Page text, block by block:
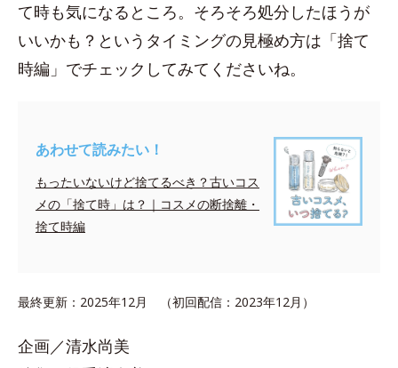
て時も気になるところ。そろそろ処分したほうが
いいかも？というタイミングの見極め方は「捨て
時編」でチェックしてみてくださいね。
あわせて読みたい！
もったいないけど捨てるべき？古いコス
メの「捨て時」は？｜コスメの断捨離・
捨て時編
最終更新：2025年12月 （初回配信：2023年12月）
企画／清水尚美